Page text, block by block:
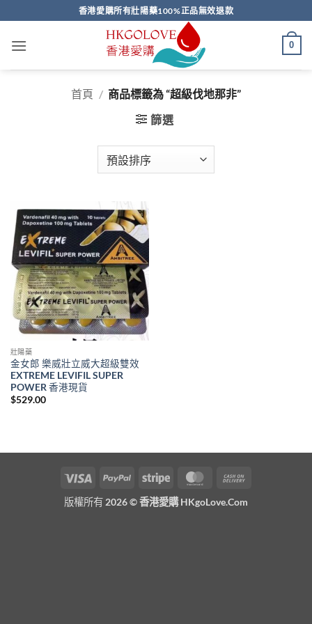
to
content
香港愛購所有壯陽藥100%正品無效退款
0
首頁 / 商品標籤為 “超級伐地那非”
篩選
壯陽藥
金女郎 樂威壯立威大超級雙效
EXTREME LEVIFIL SUPER
POWER 香港現貨
$529.00
Visa PayPal Stripe MasterCard
版權所有 2026 ©香港愛購 HKgoLove.Com